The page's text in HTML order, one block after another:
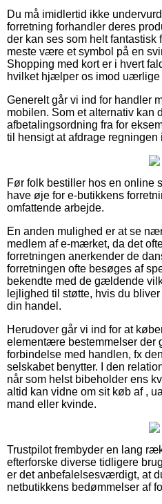
Du må imidlertid ikke
forretning forhandler deres
der kan ses som helt fantastisk
meste være et symbol på en
Shopping med kort er i hvert
hvilket hjælper os imod uærlige
Generelt går vi ind for handler
mobilen. Som et alternativ kan
afbetalingsordning fra for
til hensigt at afdrage regningen
Før folk bestiller hos en online
have øje for e-butikkens
omfattende arbejde.
En anden mulighed er at se
medlem af e-mærket, da det
forretningen anerkender de
forretningen ofte besøges af
bekendte med de gældende
lejlighed til støtte, hvis du
din handel.
Herudover går vi ind for at
elementære bestemmelser der
forbindelse med handlen, fx
selskabet benytter. I den
når som helst bibeholder ens
altid kan vidne om sit køb af ,
mand eller kvinde.
Trustpilot frembyder en lang
efterforske diverse tidligere
er det anbefalelsesværdigt, at
netbutikkens bedømmelser af